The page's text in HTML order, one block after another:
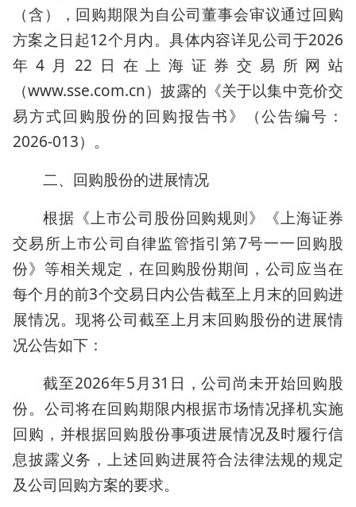
（含），回购期限为自公司董事会审议通过回购
方案之日起12个月内。具体内容详见公司于2026
年4月22日在上海证券交易所网站
（www.sse.com.cn）披露的《关于以集中竞价交
易方式回购股份的回购报告书》（公告编号：
2026-013）。
二、回购股份的进展情况
根据《上市公司股份回购规则》《上海证券
交易所上市公司自律监管指引第7号一一回购股
份》等相关规定，在回购股份期间，公司应当在
每个月的前3个交易日内公告截至上月末的回购进
展情况。现将公司截至上月末回购股份的进展情
况公告如下：
截至2026年5月31日，公司尚未开始回购股
份。公司将在回购期限内根据市场情况择机实施
回购，并根据回购股份事项进展情况及时履行信
息披露义务，上述回购进展符合法律法规的规定
及公司回购方案的要求。